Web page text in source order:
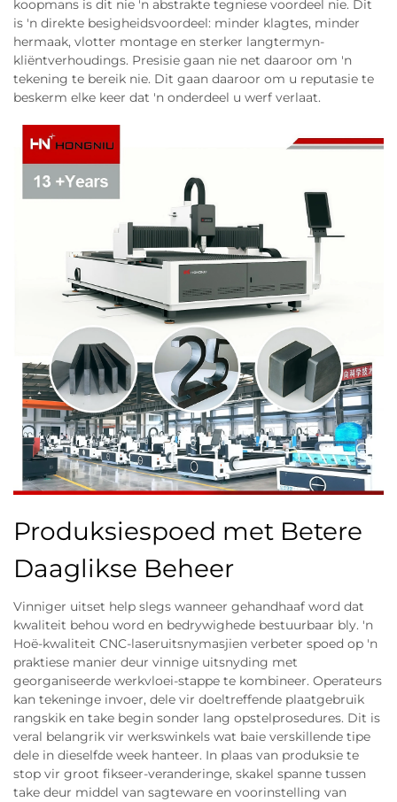
koopmans is dit nie 'n abstrakte tegniese voordeel nie. Dit
is 'n direkte besigheidsvoordeel: minder klagtes, minder
hermaak, vlotter montage en sterker langtermyn-
kliëntverhoudings. Presisie gaan nie net daaroor om 'n
tekening te bereik nie. Dit gaan daaroor om u reputasie te
beskerm elke keer dat 'n onderdeel u werf verlaat.
Produksiespoed met Betere
Daaglikse Beheer
Vinniger uitset help slegs wanneer gehandhaaf word dat
kwaliteit behou word en bedrywighede bestuurbaar bly. 'n
Hoë-kwaliteit CNC-laseruitsnymasjien verbeter spoed op 'n
praktiese manier deur vinnige uitsnyding met
georganiseerde werkvloei-stappe te kombineer. Operateurs
kan tekeninge invoer, dele vir doeltreffende plaatgebruik
rangskik en take begin sonder lang opstelprosedures. Dit is
veral belangrik vir werkswinkels wat baie verskillende tipe
dele in dieselfde week hanteer. In plaas van produksie te
stop vir groot fikseer-veranderinge, skakel spanne tussen
take deur middel van sagteware en voorinstelling van